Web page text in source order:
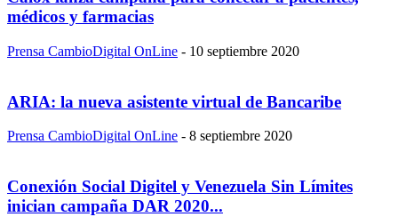
médicos y farmacias
Prensa CambioDigital OnLine - 10 septiembre 2020
ARIA: la nueva asistente virtual de Bancaribe
Prensa CambioDigital OnLine - 8 septiembre 2020
Conexión Social Digitel y Venezuela Sin Límites
inician campaña DAR 2020...